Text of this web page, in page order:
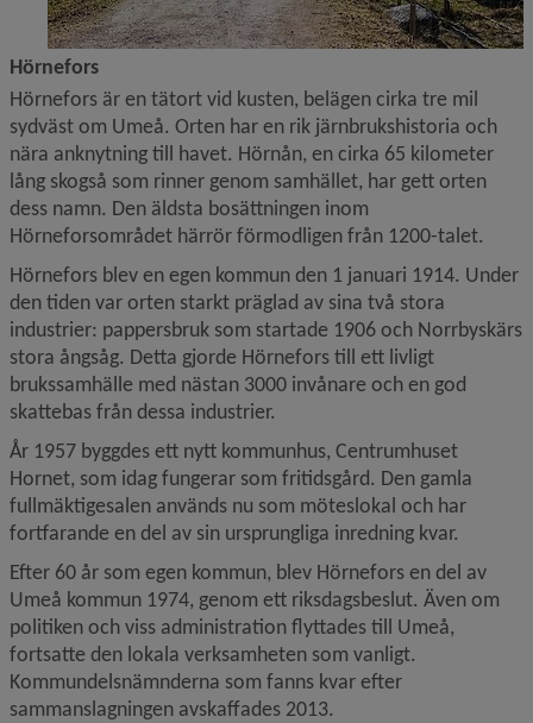
Hörnefors
Hörnefors är en tätort vid kusten, belägen cirka tre mil
sydväst om Umeå. Orten har en rik järnbrukshistoria och
nära anknytning till havet. Hörnån, en cirka 65 kilometer
lång skogså som rinner genom samhället, har gett orten
dess namn. Den äldsta bosättningen inom
Hörneforsområdet härrör för­modligen från 1200-talet.
Hörnefors blev en egen kommun den 1 januari 1914. Under
den tiden var orten starkt präglad av sina två stora
industrier: pappersbruk som startade 1906 och Norrbyskärs
stora ångsåg. Detta gjorde Hörnefors till ett livligt
brukssamhälle med nästan 3000 invånare och en god
skattebas från dessa industrier.
År 1957 byggdes ett nytt kommunhus, Centrumhuset
Hornet, som idag fungerar som fritidsgård. Den gamla
fullmäktigesalen används nu som möteslokal och har
fortfarande en del av sin ursprungliga inredning kvar.
Efter 60 år som egen kommun, blev Hörnefors en del av
Umeå kommun 1974, genom ett riksdagsbeslut. Även om
politiken och viss administration flyttades till Umeå,
fortsatte den lokala verksamheten som vanligt.
Kommundels­nämnderna som fanns kvar efter
sammanslagningen avskaffades 2013.